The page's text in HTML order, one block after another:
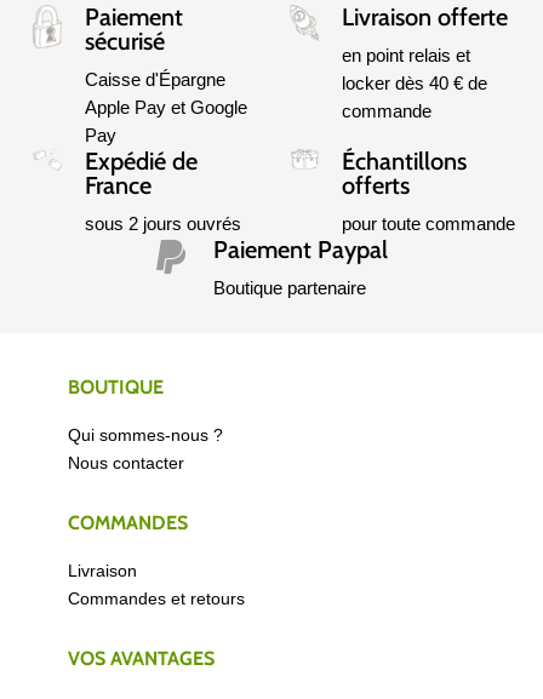
Paiement
sécurisé
Caisse d'Épargne
Apple Pay et Google
Pay
Livraison offerte
en point relais et
locker dès 40 € de
commande
Expédié de
France
sous 2 jours ouvrés
Échantillons
offerts
pour toute commande
 Paiement Paypal
Boutique partenaire
BOUTIQUE
Qui sommes-nous ?
Nous contacter
COMMANDES
Livraison
Commandes et retours
VOS AVANTAGES